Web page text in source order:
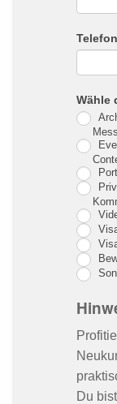
Wähle
Du
bist,
Feld
leer.